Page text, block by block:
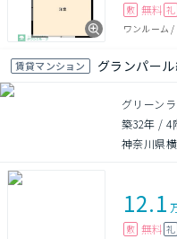
敷 無料 礼
ワンルーム /
賃貸マンション グランパー
グリーン
築32年 /4
神奈川県
12.1
敷 無料 礼